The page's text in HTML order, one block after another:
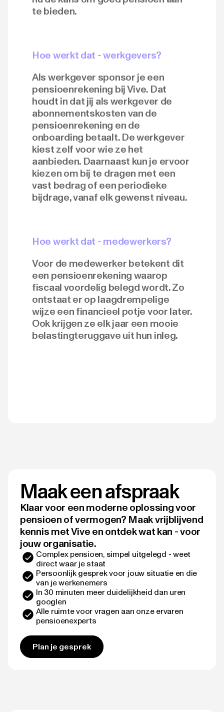
te bieden.
Hoe werkt dat - werkgevers?
Als werkgever sponsor je een
pensioenrekening bij Vive. Dat
houdt in dat jij als werkgever de
abonnementskosten van de
pensioenrekening en de
onboarding betaalt. De werkgever
kiest zelf voor wie ze het
aanbieden. Daarnaast kun je ervoor
kiezen om bij te dragen met een
vast bedrag of een periodieke
bijdrage, vanaf elk gewenst niveau.
Hoe werkt dat - medewerkers?
Voor de medewerker betekent dit
een pensioenrekening waarop
fiscaal voordelig belegd wordt. Zo
ontstaat er op laagdrempelige
wijze een financieel potje voor later.
Ook krijgen ze elk jaar een mooie
belastingteruggave uit hun inleg.
Maak een afspraak
Klaar voor een moderne oplossing voor
pensioen of vermogen? Maak vrijblijvend
kennis met Vive en ontdek wat kan - voor
jouw organisatie.
Complex pensioen, simpel uitgelegd - weet
direct waar je staat
Persoonlijk gesprek voor jouw situatie en die
van je werkenemers
In 30 minuten meer duidelijkheid dan uren
googlen
Alle ruimte voor vragen aan onze ervaren
pensioenexperts
Plan je gesprek